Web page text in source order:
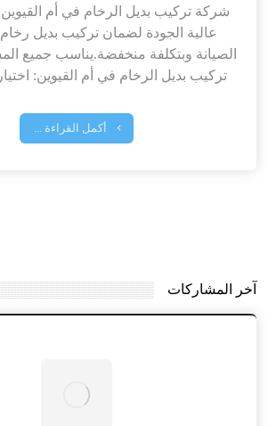
شركة تركيب بديل الرخام في أم
عالية الجودة لضمان تركيب بديل
الصيانة وبتكلفة منخفضة.يناسب جميع
تركيب بديل الرخام في أم القيوين:
أكمل القراءة ...
آخر المشاركات